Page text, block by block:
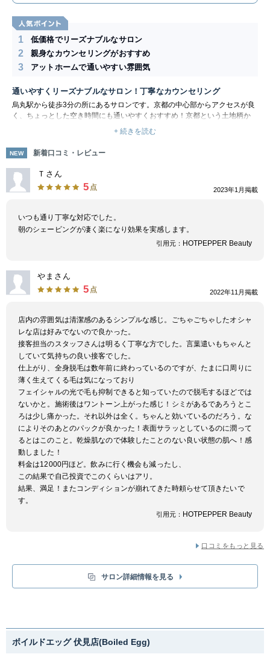
1 低価格でリーズナブルなサロン
2 親身なカウンセリングがおすすめ
3 アットホームで通いやすい雰囲気
通いやすくリーズナブルなサロン！丁寧なカウンセリング
烏丸駅から徒歩3分の所にあるサロンです。京都の中心部からアクセスが良
く、ちょっとした空き時間にも通いやすくおすすめ！京都という土地柄か
ら、学生のお客様も多くアットホームな雰囲気です。
男性の脱毛ニーズの高まりを受け、メンズ脱毛サロンも大人気！ご友人同士
で気軽に通っていただけます。老若男女問わず通いやすいため、美容室感覚
でお越しください。
施術前には丁寧にカウンセリングを行っています。「ヒゲが濃くて毎日の髭
剃りが面倒…」「脱毛施術をして清潔感のあるお肌になりたい」など、お悩
みは何でもご相談ください！スタッフがお客様一人ひとりに合わせた提案を
+ 続きを読む
NEW 新着口コミ・レビュー
Ｔさん
5 点 2023年1月掲載
いつも通り丁寧な対応でした。
朝のシェービングが凄く楽になり効果を実感します。
引用元： HOTPEPPER Beauty
やまさん
5 点 2022年11月掲載
店内の雰囲気は清潔感のあるシンプルな感じ。ごちゃごちゃしたオシャ
レな店は好みでないので良かった。
接客担当のスタッフさんは明るく丁寧な方でした。言葉遣いもちゃんと
していて気持ちの良い接客でした。
仕上がり、全身脱毛は数年前に終わっているのですが、たまに口周りに
薄く生えてくる毛は気になっており
フェイシャルの光で毛も抑制できると知っていたので脱毛するほどでは
ないかと。施術後はワントーン上がった感じ！シミがあるであろうとこ
ろは少し痛かった。それ以外は全く。ちゃんと効いているのだろう。な
によりそのあとのパックが良かった！表面サラッとしているのに潤って
るとはこのこと。乾燥肌なので体験したことのない良い状態の肌へ！感
動しました！
料金は12000円ほど。飲みに行く機会も減ったし、
この結果で自己投資でこのくらいはアリ。
結果、満足！またコンディションが崩れてきた時頼らせて頂きたいで
す。
引用元： HOTPEPPER Beauty
口コミをもっと見る
サロン詳細情報を見る
ボイルドエッグ 伏見店(Boiled Egg)